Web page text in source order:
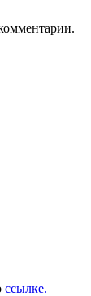
ссылке.